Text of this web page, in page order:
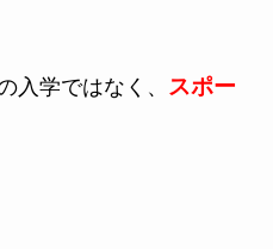
入学ではなく、
スポー